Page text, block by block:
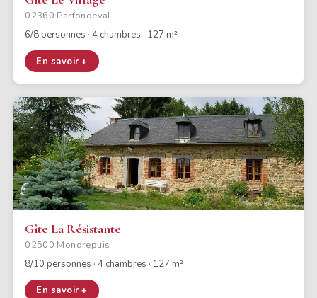
02360 Parfondeval
6/8 personnes · 4 chambres · 127 m²
En savoir +
Gîte La Résistante
02500 Mondrepuis
8/10 personnes · 4 chambres · 127 m²
En savoir +